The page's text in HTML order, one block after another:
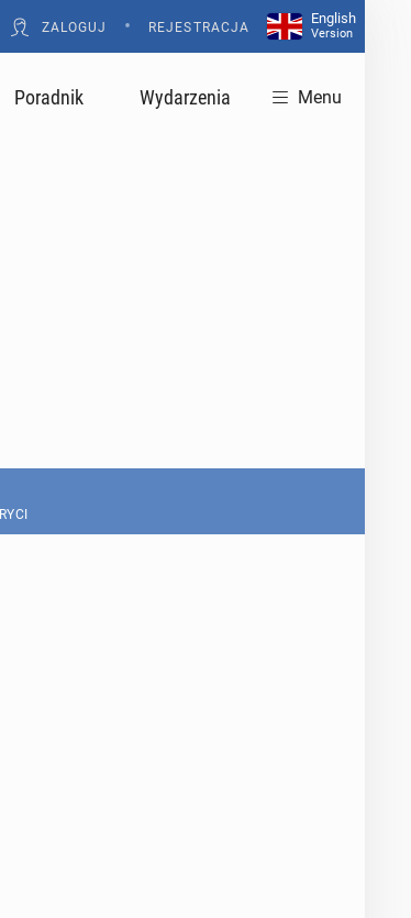
ZALOGUJ • REJESTRACJA
English
Version
Poradnik Wydarzenia Menu